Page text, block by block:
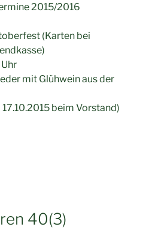
2015/2016
(Karten bei
mit Glühwein aus der
beim Vorstand)
40(3)